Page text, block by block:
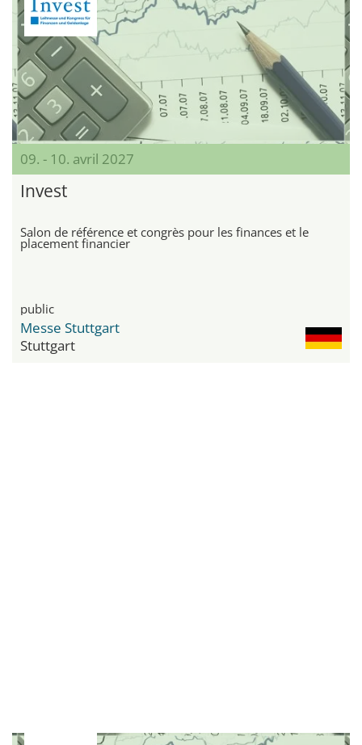
09. - 10. avril 2027
Invest
Salon de référence et congrès pour les finances et le
placement financier
public
Messe Stuttgart
Stuttgart